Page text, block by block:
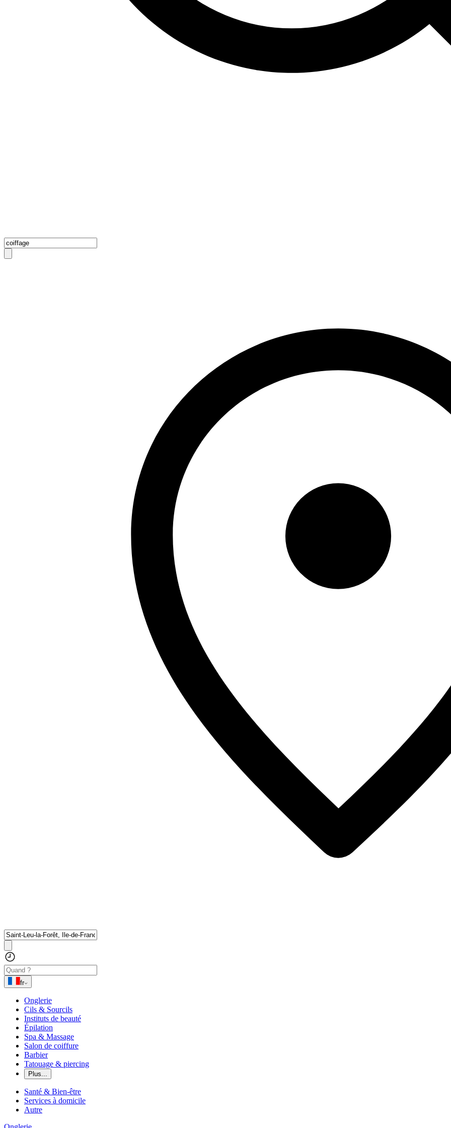
fr
Onglerie
Cils & Sourcils
Instituts de beauté
Épilation
Spa & Massage
Salon de coiffure
Barbier
Tatouage & piercing
Plus...
Santé & Bien-être
Services à domicile
Autre